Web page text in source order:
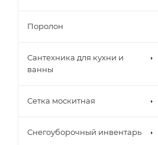
Поролон
Сантехника для кухни и
ванны
Сетка москитная
Снегоуборочный инвентарь